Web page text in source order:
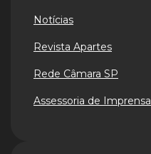
Notícias
Revista Apartes
Rede Câmara SP
Assessoria de Imprensa